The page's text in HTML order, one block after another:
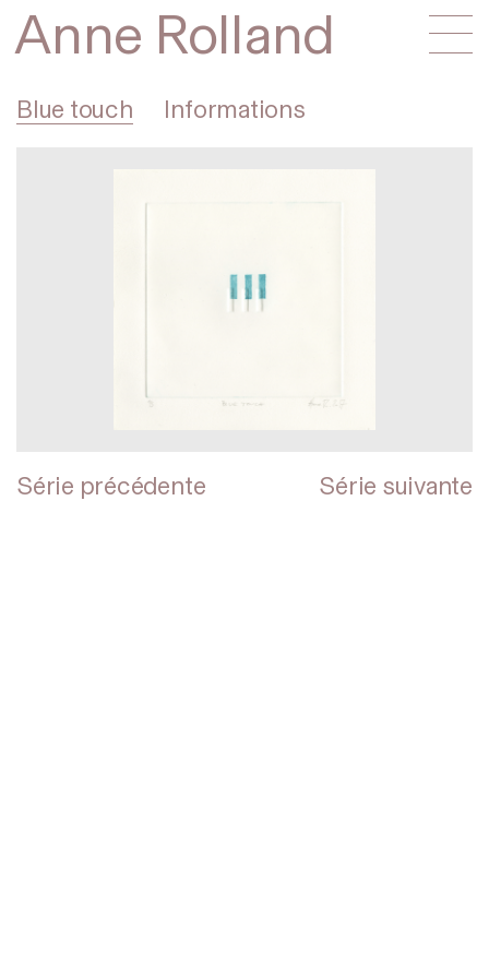
Anne Rolland
Blue touch Informations
Série suivante
Série précédente